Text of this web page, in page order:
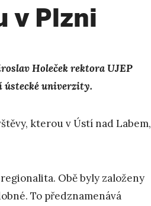
v Plzni
Holeček rektora UJEP
ústecké univerzity.
kterou v Ústí nad Labem,
Obě byly založeny
To předznamenává